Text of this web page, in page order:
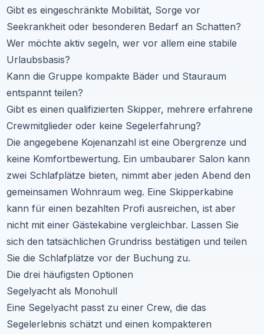
Gibt es eingeschränkte Mobilität, Sorge vor
Seekrankheit oder besonderen Bedarf an Schatten?
Wer möchte aktiv segeln, wer vor allem eine stabile
Urlaubsbasis?
Kann die Gruppe kompakte Bäder und Stauraum
entspannt teilen?
Gibt es einen qualifizierten Skipper, mehrere erfahrene
Crewmitglieder oder keine Segelerfahrung?
Die angegebene Kojenanzahl ist eine Obergrenze und
keine Komfortbewertung. Ein umbaubarer Salon kann
zwei Schlafplätze bieten, nimmt aber jeden Abend den
gemeinsamen Wohnraum weg. Eine Skipperkabine
kann für einen bezahlten Profi ausreichen, ist aber
nicht mit einer Gästekabine vergleichbar. Lassen Sie
sich den tatsächlichen Grundriss bestätigen und teilen
Sie die Schlafplätze vor der Buchung zu.
Die drei häufigsten Optionen
Segelyacht als Monohull
Eine Segelyacht passt zu einer Crew, die das
Segelerlebnis schätzt und einen kompakteren